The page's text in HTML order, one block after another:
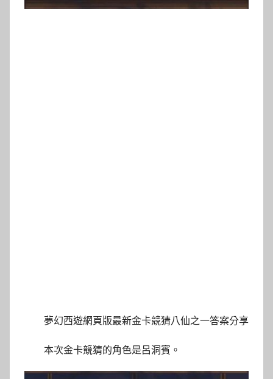
夢幻西遊網頁版最新金卡競猜八仙之一答案分享
本次金卡競猜的角色是呂洞賓。